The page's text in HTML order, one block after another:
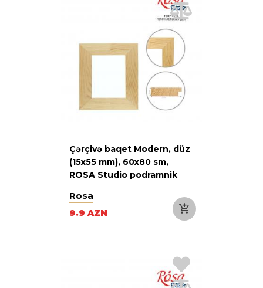
Çərçivə baqet Modern, düz
(15x55 mm), 60х80 sm,
ROSA Studio podramnik
Rosa
9.9 AZN